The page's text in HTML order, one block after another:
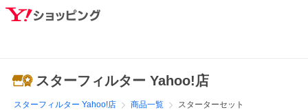
スターフィルター Yahoo!店
スターフィルター Yahoo!店 商品一覧 スターターセット